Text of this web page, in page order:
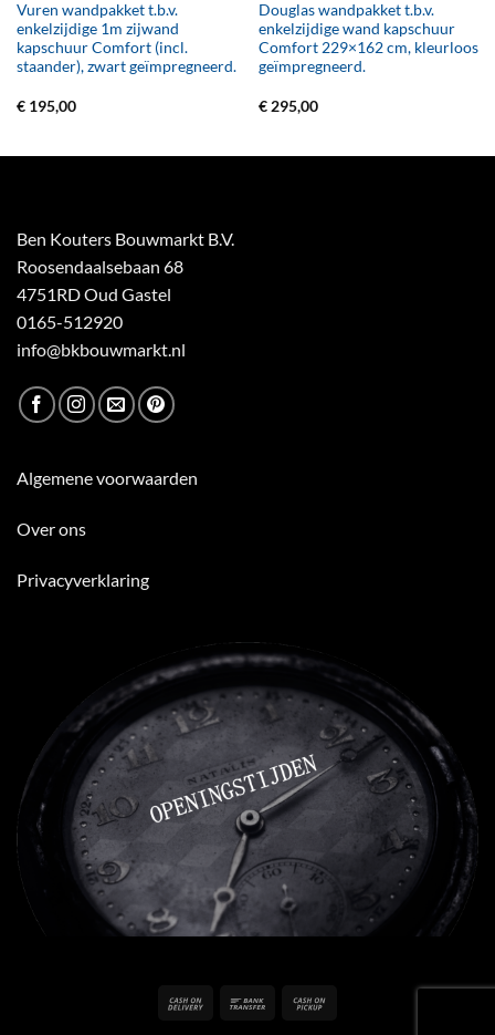
Vuren wandpakket t.b.v.
enkelzijdige 1m zijwand
kapschuur Comfort (incl.
staander), zwart geïmpregneerd.
€195,00
Douglas wandpakket t.b.v.
enkelzijdige wand kapschuur
Comfort 229×162 cm, kleurloos
geïmpregneerd.
€295,00
Ben Kouters Bouwmarkt B.V.
Roosendaalsebaan 68
4751RD Oud Gastel
0165-512920
info@bkbouwmarkt.nl
Algemene voorwaarden
Over ons
Privacyverklaring
Cash
Bank